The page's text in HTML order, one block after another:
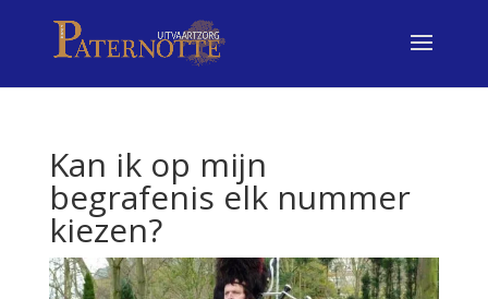
Kan ik op mijn
begrafenis elk nummer
kiezen?